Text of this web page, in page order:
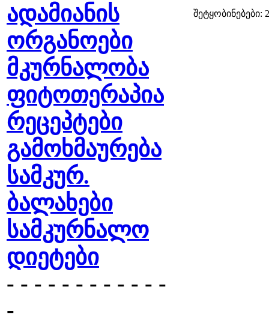
ადამიანის
ორგანოები
მკურნალობა
ფიტოთერაპია
რეცეპტები
გამოხმაურება
სამკურ.
ბალახები
სამკურნალო
დიეტები
- - - - - - - - - - - -
-
შეტყობინებები: